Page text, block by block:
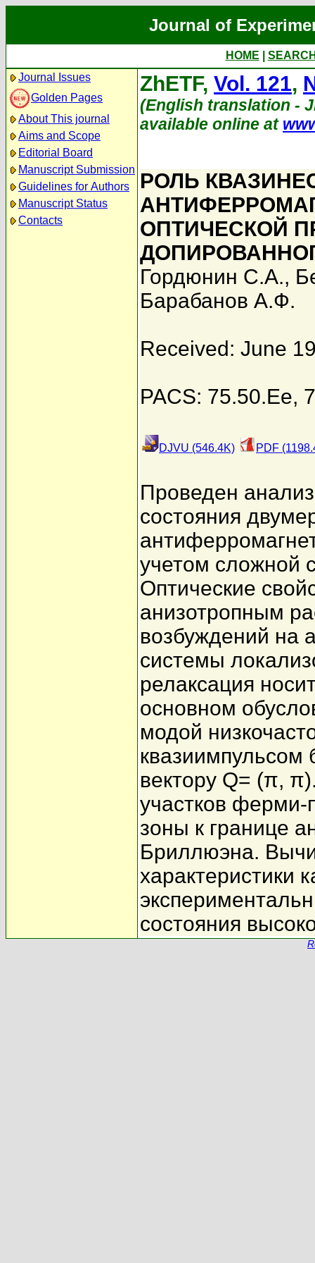
Journal of
HOME
Journal Issues
Golden Pages
About This journal
Aims and Scope
Editorial Board
Manuscript Submission
Guidelines for Authors
Manuscript Status
Contacts
ZhETF, Vol. 121,
(English translation -
available online at
РОЛЬ
ОПТИЧЕСКОЙ
Гордюнин С.А.,
Барабанов А.Ф.
Received: June
PACS: 75.50.Ee,
DJVU (546.4K) PDF
Проведен
состояния
учетом сложной
Оптические
анизотропным
возбуждений на
системы
релаксация
основном
модой
квазиимпульсом
вектору Q= (π,
участков ферми-
зоны к границе
Бриллюэна.
характеристики
состояния